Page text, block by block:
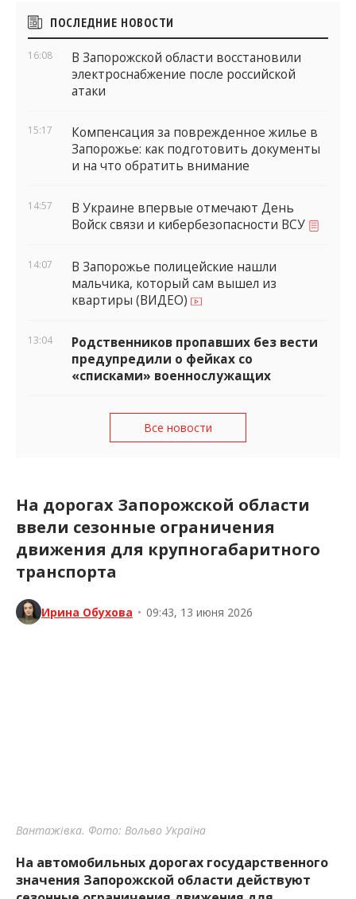
Боковые
виджеты
ПОСЛЕДНИЕ НОВОСТИ
16:08
В Запорожской области восстановили
электроснабжение после российской
атаки
15:17
Компенсация за поврежденное жилье в
Запорожье: как подготовить документы
и на что обратить внимание
14:57
В Украине впервые отмечают День
Войск связи и кибербезопасности ВСУ
14:07
В Запорожье полицейские нашли
мальчика, который сам вышел из
квартиры (ВИДЕО)
13:04
Родственников пропавших без вести
предупредили о фейках со
«списками» военнослужащих
Все новости
На дорогах Запорожской области
ввели сезонные ограничения
движения для крупногабаритного
транспорта
Ирина Обухова • 09:43, 13 июня 2026
Вантажівка. Фото: Вольво Україна
На автомобильных дорогах государственного
значения Запорожской области действуют